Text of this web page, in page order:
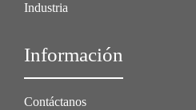
Industria
Información
Contáctanos